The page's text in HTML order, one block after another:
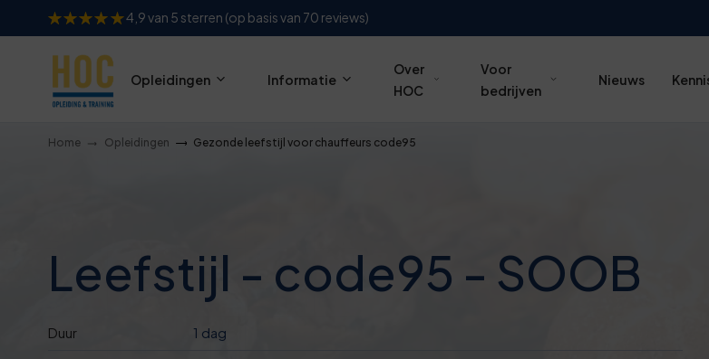
4,9 van 5 sterren (op basis van 70 reviews)
Opleidingen Informatie
Over
HOC
Voor
bedrijven
Nieuws
Home Opleidingen Gezonde leefstijl voor chauffeurs code95
Leefstijl - code95 - SOOB
Duur 1 dag